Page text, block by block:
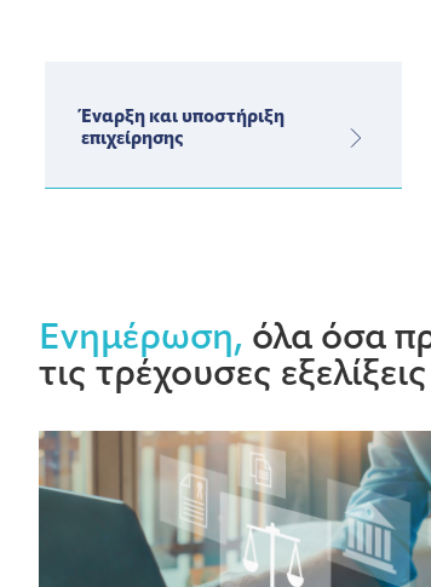
Έναρξη και υποστήριξη
επιχείρησης
Ενημέρωση, όλα όσα
τις τρέχουσες εξελίξεις